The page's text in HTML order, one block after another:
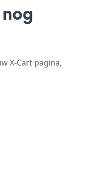
X-Cart pagina,